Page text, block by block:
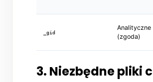
_gid
Analityczne
(zgoda)
3. Niezbędne pliki